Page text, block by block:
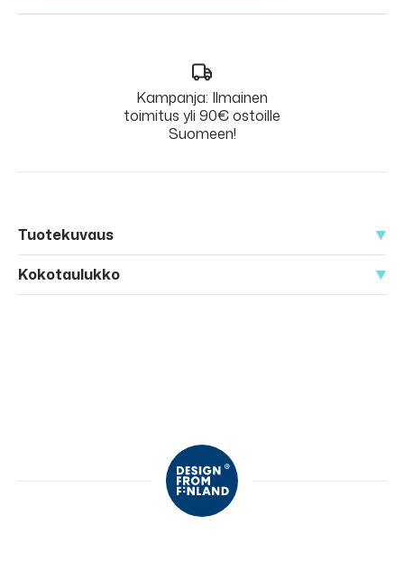
Kampanja: Ilmainen
toimitus yli 90€ ostoille
Suomeen!
Tuotekuvaus
Kokotaulukko